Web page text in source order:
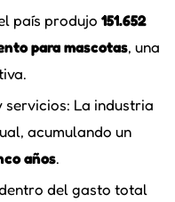
país produjo 151.652
para mascotas, una
servicios: La industria
acumulando un
años.
del gasto total